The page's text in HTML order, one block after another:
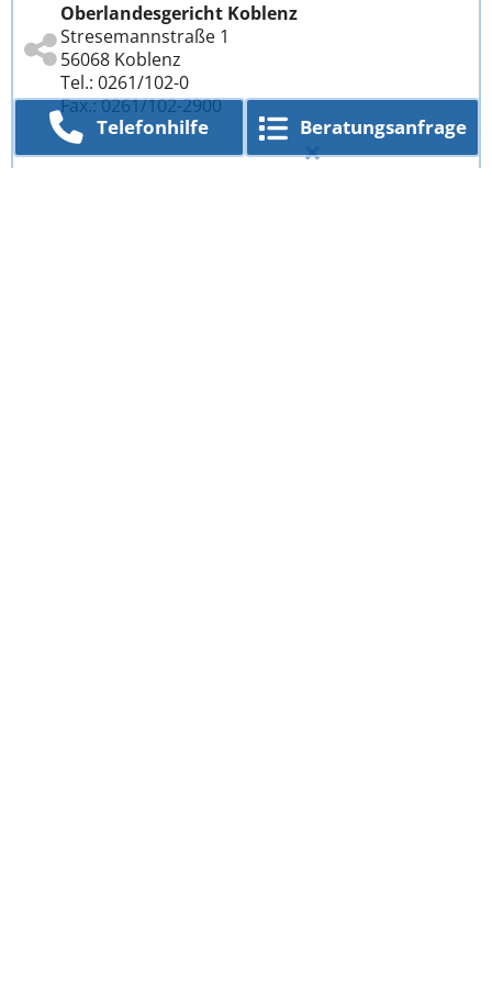
Telefon­hilfe Beratungs­anfrage
Oberlandesgericht Koblenz
Stresemannstraße 1
56068 Koblenz
Tel.: 0261/102-0
Fax.: 0261/102-2900